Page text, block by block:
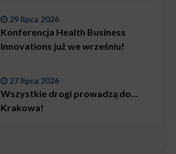
29 lipca 2026
Konferencja Health Business
Innovations już we wrześniu!
27 lipca 2026
Wszystkie drogi prowadzą do…
Krakowa!